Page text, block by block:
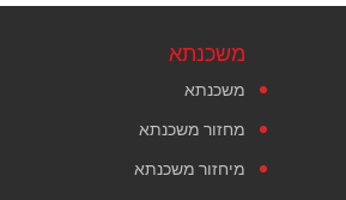
משכנתא
משכנתא
מחזור משכנתא
מיחזור משכנתא